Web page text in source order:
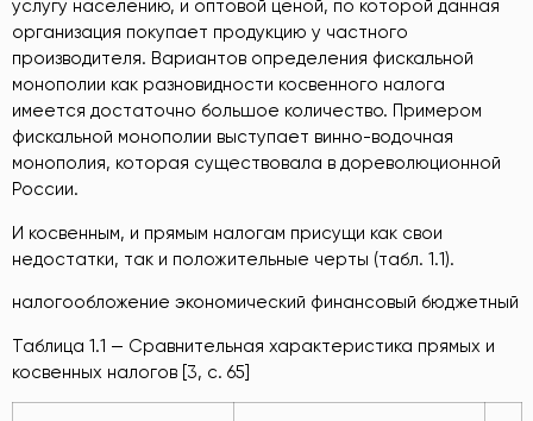
услугу населению, и оптовой ценой, по которой данная
организация покупает продукцию у частного
производителя. Вариантов определения фискальной
монополии как разновидности косвенного налога
имеется достаточно большое количество. Примером
фискальной монополии выступает винно-водочная
монополия, которая существовала в дореволюционной
России.
И косвенным, и прямым налогам присущи как свои
недостатки, так и положительные черты (табл. 1.1).
налогообложение экономический финансовый бюджетный
Таблица 1.1 — Сравнительная характеристика прямых и
косвенных налогов [3, c. 65]